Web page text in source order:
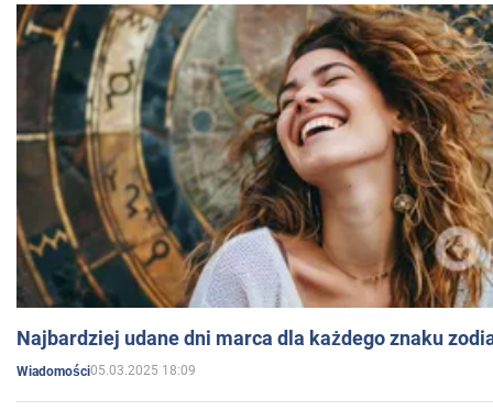
Najbardziej udane dni marca dla każdego znaku
Wiadomości05.03.2025 18:09